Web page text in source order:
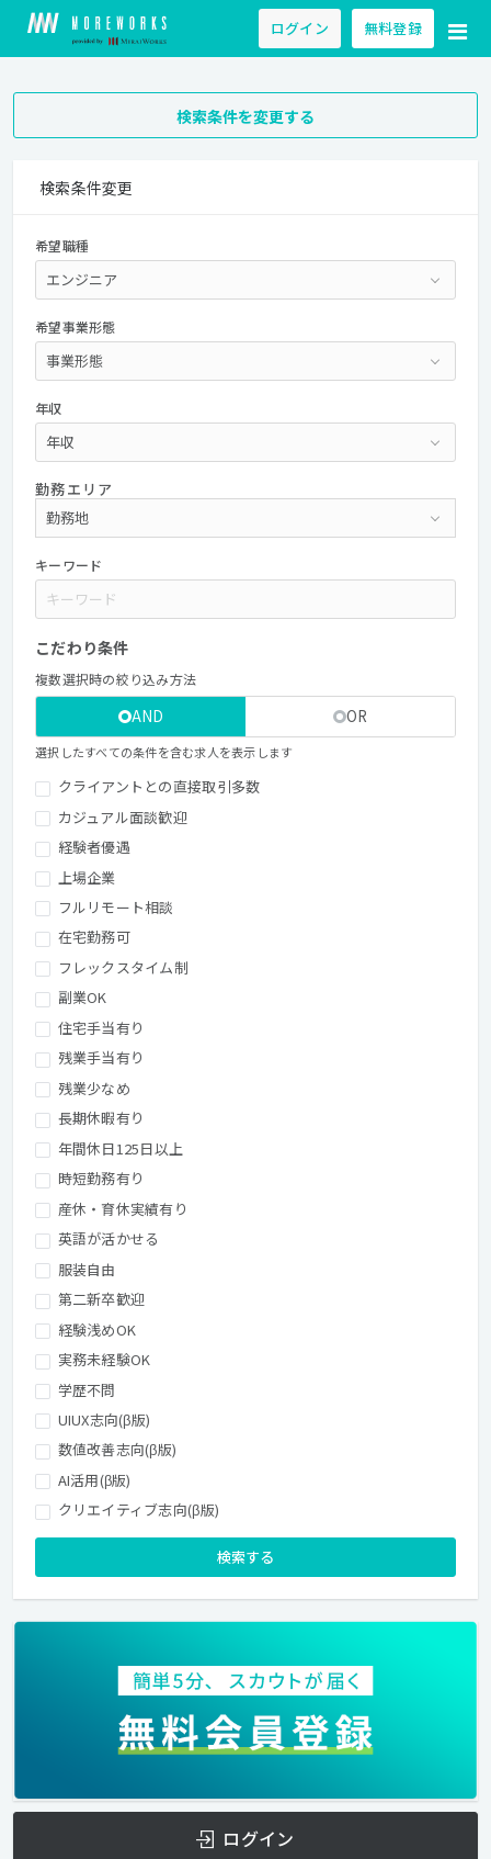
ログイン 無料登録
検索条件を変更する
検索条件変更
希望職種
希望事業形態
年収
勤務エリア
キーワード
こだわり条件
複数選択時の絞り込み方法
AND OR
選択したすべての条件を含む求人を表示します
クライアントとの直接取引多数
カジュアル面談歓迎
経験者優遇
上場企業
フルリモート相談
在宅勤務可
フレックスタイム制
副業OK
住宅手当有り
残業手当有り
残業少なめ
長期休暇有り
年間休日125日以上
時短勤務有り
産休・育休実績有り
英語が活かせる
服装自由
第二新卒歓迎
経験浅めOK
実務未経験OK
学歴不問
UIUX志向(β版)
数値改善志向(β版)
AI活用(β版)
クリエイティブ志向(β版)
検索する
ログイン